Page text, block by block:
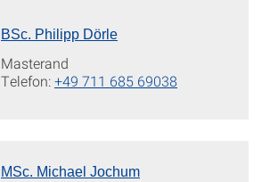
BSc. Philipp Dörle
Masterand
Telefon:+49 711 685 69038
MSc. Michael Jochum